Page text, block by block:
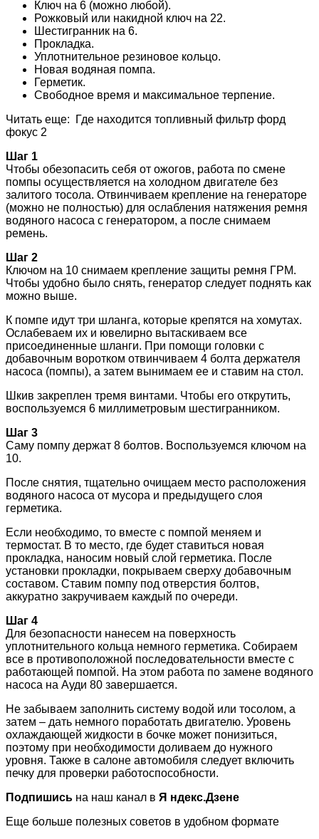
Ключ на 6 (можно любой).
Рожковый или накидной ключ на 22.
Шестигранник на 6.
Прокладка.
Уплотнительное резиновое кольцо.
Новая водяная помпа.
Герметик.
Свободное время и максимальное терпение.
Читать еще: Где находится топливный фильтр форд
фокус 2
Шаг 1
Чтобы обезопасить себя от ожогов, работа по смене
помпы осуществляется на холодном двигателе без
залитого тосола. Отвинчиваем крепление на генераторе
(можно не полностью) для ослабления натяжения ремня
водяного насоса с генератором, а после снимаем
ремень.
Шаг 2
Ключом на 10 снимаем крепление защиты ремня ГРМ.
Чтобы удобно было снять, генератор следует поднять как
можно выше.
К помпе идут три шланга, которые крепятся на хомутах.
Ослабеваем их и ювелирно вытаскиваем все
присоединенные шланги. При помощи головки с
добавочным воротком отвинчиваем 4 болта держателя
насоса (помпы), а затем вынимаем ее и ставим на стол.
Шкив закреплен тремя винтами. Чтобы его открутить,
воспользуемся 6 миллиметровым шестигранником.
Шаг 3
Саму помпу держат 8 болтов. Воспользуемся ключом на
10.
После снятия, тщательно очищаем место расположения
водяного насоса от мусора и предыдущего слоя
герметика.
Если необходимо, то вместе с помпой меняем и
термостат. В то место, где будет ставиться новая
прокладка, наносим новый слой герметика. После
установки прокладки, покрываем сверху добавочным
составом. Ставим помпу под отверстия болтов,
аккуратно закручиваем каждый по очереди.
Шаг 4
Для безопасности нанесем на поверхность
уплотнительного кольца немного герметика. Собираем
все в противоположной последовательности вместе с
работающей помпой. На этом работа по замене водяного
насоса на Ауди 80 завершается.
Не забываем заполнить систему водой или тосолом, а
затем – дать немного поработать двигателю. Уровень
охлаждающей жидкости в бочке может понизиться,
поэтому при необходимости доливаем до нужного
уровня. Также в салоне автомобиля следует включить
печку для проверки работоспособности.
Подпишись на наш канал в Я ндекс.Дзене
Еще больше полезных советов в удобном формате